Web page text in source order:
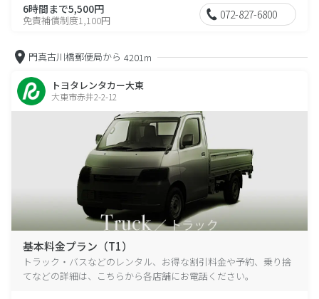
6時間まで5,500円
免責補償制度1,100円 072-827-6800
門真古川橋郵便局から 4201m
トヨタレンタカー大東
大東市赤井2-2-12
基本料金プラン（T1）
トラック・バスなどのレンタル、お得な割引料金や予約、乗り捨
てなどの詳細は、こちらから各店舗にお電話ください。